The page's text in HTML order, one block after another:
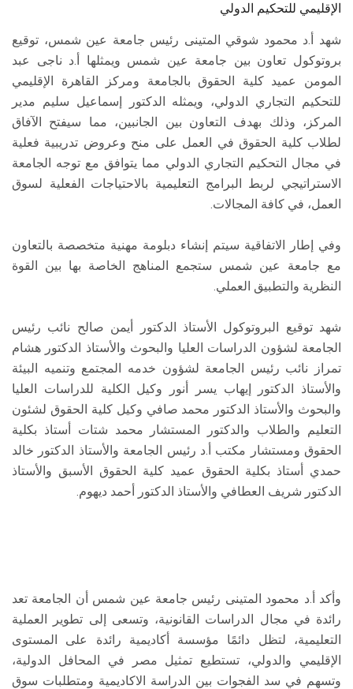
الإقليمي للتحكيم الدولي
شهد أ.د محمود شوقي المتينى رئيس جامعة عين شمس، توقيع
بروتوكول تعاون بين جامعة عين شمس ويمثلها أ.د ناجى عبد
المومن عميد كلية الحقوق بالجامعة ومركز القاهرة الإقليمي
للتحكيم التجاري الدولي، ويمثله الدكتور إسماعيل سليم مدير
المركز، وذلك بهدف التعاون بين الجانبين، مما سيفتح الآفاق
لطلاب كلية الحقوق في العمل على منح وعروض تدريبية فعلية
في مجال التحكيم التجاري الدولي مما يتوافق مع توجه الجامعة
الاستراتيجي لربط البرامج التعليمية بالاحتياجات الفعلية لسوق
العمل، في كافة المجالات.
وفي إطار الاتفاقية سيتم إنشاء دبلومة مهنية متخصصة بالتعاون
مع جامعة عين شمس ستجمع المناهج الخاصة بها بين القوة
النظرية والتطبيق العملي.
شهد توقيع البروتوكول الأستاذ الدكتور أيمن صالح نائب رئيس
الجامعة لشؤون الدراسات العليا والبحوث والأستاذ الدكتور هشام
تمراز نائب رئيس الجامعة لشؤون خدمه المجتمع وتنميه البيئة
والأستاذ الدكتور إيهاب يسر أنور وكيل الكلية للدراسات العليا
والبحوث والأستاذ الدكتور محمد صافي وكيل كلية الحقوق لشئون
التعليم والطلاب والدكتور المستشار محمد شتات أستاذ بكلية
الحقوق ومستشار مكتب أ.د رئيس الجامعة والأستاذ الدكتور خالد
حمدي أستاذ بكلية الحقوق عميد كلية الحقوق الأسبق والأستاذ
الدكتور شريف العطافي والأستاذ الدكتور أحمد ديهوم.
وأكد أ.د محمود المتينى رئيس جامعة عين شمس أن الجامعة تعد
رائدة في مجال الدراسات القانونية، وتسعى إلى تطوير العملية
التعليمية، لتظل دائمًا مؤسسة أكاديمية رائدة على المستوى
الإقليمي والدولي، تستطيع تمثيل مصر في المحافل الدولية،
وتسهم في سد الفجوات بين الدراسة الاكاديمية ومتطلبات سوق